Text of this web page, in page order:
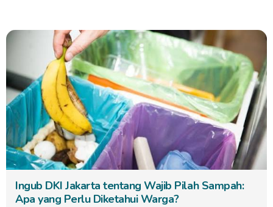
Ingub DKI Jakarta tentang Wajib Pilah Sampah:
Apa yang Perlu Diketahui Warga?